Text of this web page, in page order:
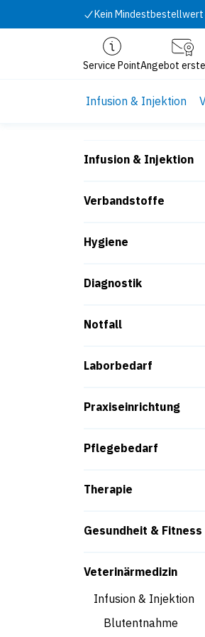
Kein Mindestbestellwert
Service PointAngebot
Infusion & Injektion
Infusion & Injektion
Verbandstoffe
Hygiene
Diagnostik
Notfall
Laborbedarf
Praxiseinrichtung
Pflegebedarf
Therapie
Gesundheit & Fitness
Veterinärmedizin
Infusion & Injektion
Blutentnahme